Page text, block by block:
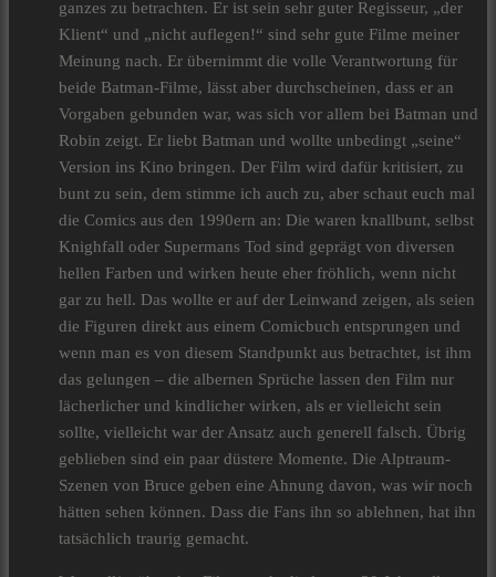
ganzes zu betrachten. Er ist sein sehr guter Regisseur, „der
Klient“ und „nicht auflegen!“ sind sehr gute Filme meiner
Meinung nach. Er übernimmt die volle Verantwortung für
beide Batman-Filme, lässt aber durchscheinen, dass er an
Vorgaben gebunden war, was sich vor allem bei Batman und
Robin zeigt. Er liebt Batman und wollte unbedingt „seine“
Version ins Kino bringen. Der Film wird dafür kritisiert, zu
bunt zu sein, dem stimme ich auch zu, aber schaut euch mal
die Comics aus den 1990ern an: Die waren knallbunt, selbst
Knighfall oder Supermans Tod sind geprägt von diversen
hellen Farben und wirken heute eher fröhlich, wenn nicht
gar zu hell. Das wollte er auf der Leinwand zeigen, als seien
die Figuren direkt aus einem Comicbuch entsprungen und
wenn man es von diesem Standpunkt aus betrachtet, ist ihm
das gelungen – die albernen Sprüche lassen den Film nur
lächerlicher und kindlicher wirken, als er vielleicht sein
sollte, vielleicht war der Ansatz auch generell falsch. Übrig
geblieben sind ein paar düstere Momente. Die Alptraum-
Szenen von Bruce geben eine Ahnung davon, was wir noch
hätten sehen können. Dass die Fans ihn so ablehnen, hat ihn
tatsächlich traurig gemacht.